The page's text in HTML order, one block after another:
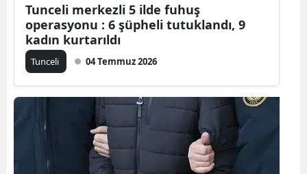
Tunceli merkezli 5 ilde fuhuş
operasyonu : 6 şüpheli tutuklandı, 9
kadın kurtarıldı
Tunceli 04 Temmuz 2026